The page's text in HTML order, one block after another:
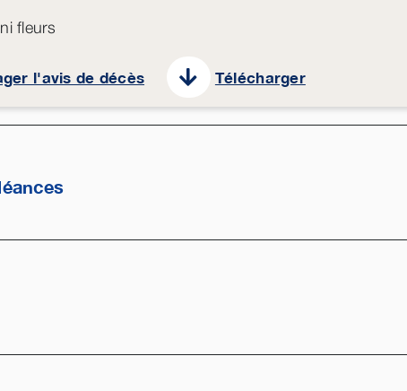
fleurs
l'avis de décès Télécharger